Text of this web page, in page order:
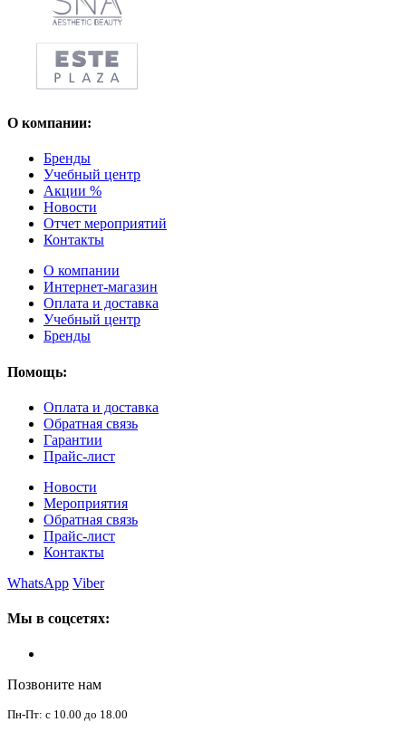
О компании:
Бренды
Учебный центр
Акции %
Новости
Отчет мероприятий
Контакты
О компании
Интернет-магазин
Оплата и доставка
Учебный центр
Бренды
Помощь:
Оплата и доставка
Обратная связь
Гарантии
Прайс-лист
Новости
Мероприятия
Обратная связь
Прайс-лист
Контакты
WhatsApp Viber
Мы в соцсетях:
Позвоните нам
Пн-Пт: с 10.00 до 18.00